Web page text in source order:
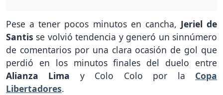
Pese a tener pocos minutos en cancha, Jeriel de
Santis se volvió tendencia y generó un sinnúmero
de comentarios por una clara ocasión de gol que
perdió en los minutos finales del duelo entre
Alianza Lima y Colo Colo por la Copa
Libertadores.